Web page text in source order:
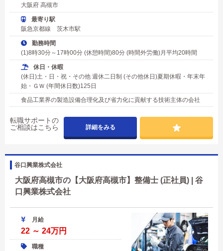
大阪府 高槻市
最寄り駅
阪急京都線 茨木市駅
勤務時間
(1)8時30分～17時00分 (休憩時間)80分 (時間外労働)月平均20時間
休日・休暇
(休日)土・日・祝・その他 週休二日制 (その他休日)夏期休暇・年末年
始・ＧＷ (年間休日数)125日
食品工業界の製造設備合理化及び省力化に貢献する技術主体の会社
転職サポートの
ご相談はこちら
詳細をみる
谷口興業株式会社
大阪府高槻市の【大阪府高槻市】整備士 (正社員) | 谷
口興業株式会社
月給
22 ～ 24万円
職種